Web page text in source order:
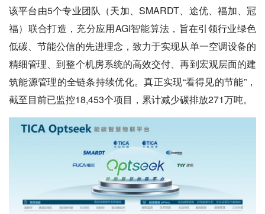
该平台由5个专业团队（天加、SMARDT、途优、福加、冠
福）联合打造，充分应用AGI智能算法，旨在引领行业绿色
低碳、节能公信的先进理念，致力于实现从单一空调设备的
精细管理、到整个机房系统的高效交付、再到宏观层面的建
筑能源管理的全链条持续优化。真正实现“看得见的节能”，
截至目前已监控18,453个项目，累计减少碳排放271万吨。